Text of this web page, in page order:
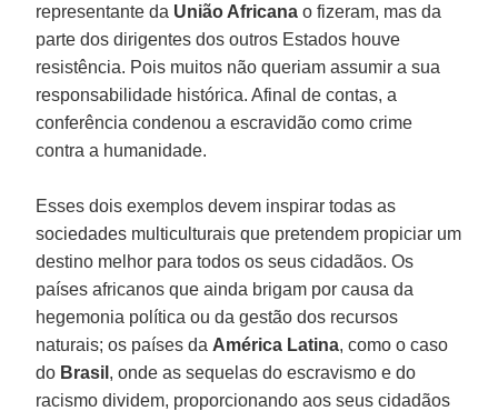
representante da União Africana o fizeram, mas da
parte dos dirigentes dos outros Estados houve
resistência. Pois muitos não queriam assumir a sua
responsabilidade histórica. Afinal de contas, a
conferência condenou a escravidão como crime
contra a humanidade.
Esses dois exemplos devem inspirar todas as
sociedades multiculturais que pretendem propiciar um
destino melhor para todos os seus cidadãos. Os
países africanos que ainda brigam por causa da
hegemonia política ou da gestão dos recursos
naturais; os países da América Latina, como o caso
do Brasil , onde as sequelas do escravismo e do
racismo dividem, proporcionando aos seus cidadãos